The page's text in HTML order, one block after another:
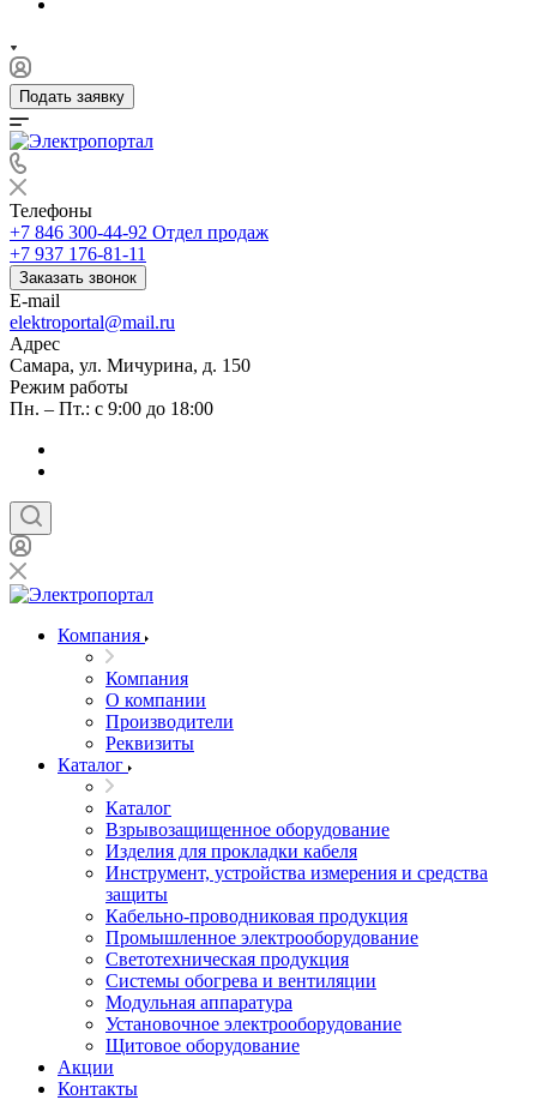
Подать заявку
Телефоны
+7 846 300-44-92 Отдел продаж
+7 937 176-81-11
Заказать звонок
E-mail
elektroportal@mail.ru
Адрес
Самара, ул. Мичурина, д. 150
Режим работы
Пн. – Пт.: с 9:00 до 18:00
Компания
Компания
О компании
Производители
Реквизиты
Каталог
Каталог
Взрывозащищенное оборудование
Изделия для прокладки кабеля
Инструмент, устройства измерения и средства
защиты
Кабельно-проводниковая продукция
Промышленное электрооборудование
Светотехническая продукция
Системы обогрева и вентиляции
Модульная аппаратура
Установочное электрооборудование
Щитовое оборудование
Акции
Контакты